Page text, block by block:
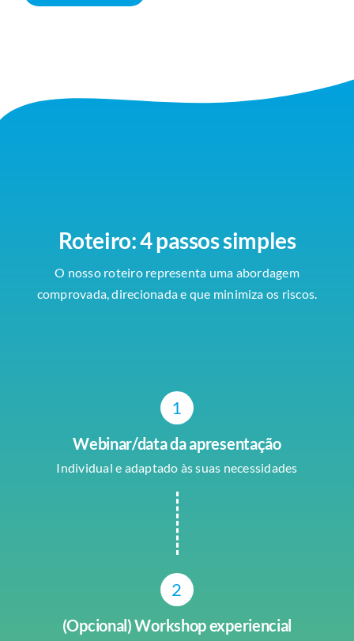
Roteiro: 4 passos simples
O nosso roteiro representa uma abordagem
comprovada, direcionada e que minimiza os riscos.
1
Webinar/data da apresentação
Individual e adaptado às suas necessidades
2
(Opcional) Workshop experiencial